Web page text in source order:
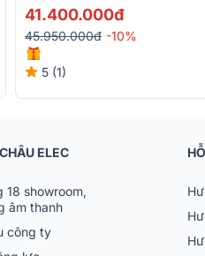
Wifi, Airplay, Bluetooth)
41.400.000đ
45.950.000đ -10%
5 (1)
ELEC
18 showroom,
âm thanh
công ty